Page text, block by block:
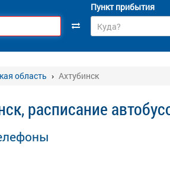
Пункт прибытия
область Ахтубинск
расписание